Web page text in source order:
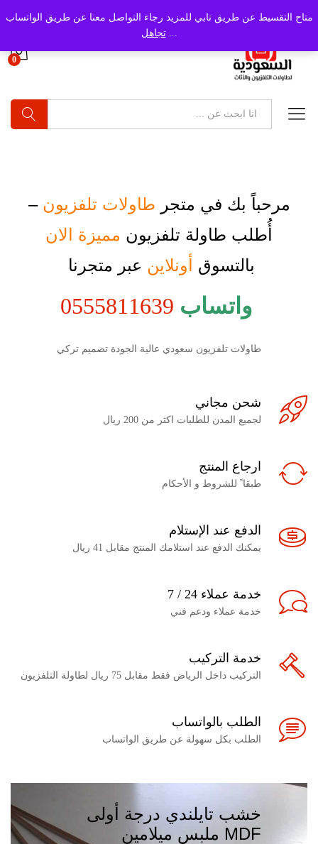
متاح التقسيط عن طريق تابي للمزيد رجاء التواصل معنا عن طريق الواتساب
...تجاهل
0
مرحباً بك في متجر طاولات تلفزيون –
أُطلب طاولة تلفزيون مميزة الان
بالتسوق أونلاين عبر متجرنا
واتساب
طاولات تلفزيون سعودي عالية الجودة تصميم تركي
شحن مجاني
لجميع المدن للطلبات اكثر من 200 ريال
ارجاع المنتج
طبقا ً للشروط و الأحكام
الدفع عند الإستلام
يمكنك الدفع عند استلامك المنتج مقابل 41 ريال
خدمة عملاء 24 / 7
خدمة عملاء ودعم فني
خدمة التركيب
التركيب داخل الرياض فقط مقابل 75 ريال لطاولة التلفزيون
الطلب بالواتساب
الطلب بكل سهولة عن طريق الواتساب
خشب تايلندي درجة أولى
MDF ملبس ميلامين